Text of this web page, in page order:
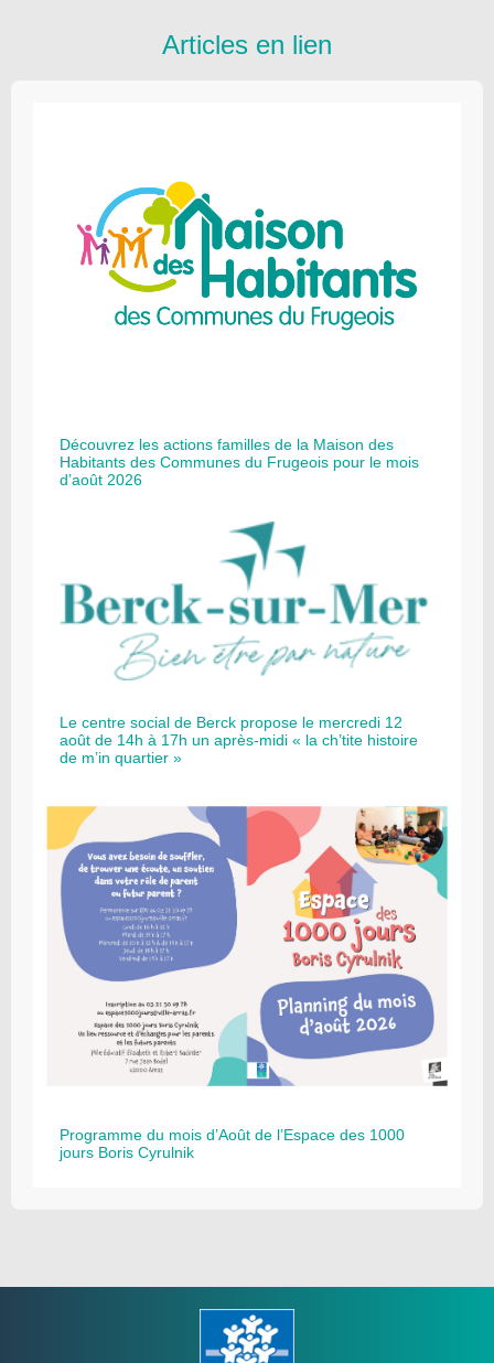
Articles en lien
Découvrez les actions familles de la Maison des
Habitants des Communes du Frugeois pour le mois
d’août 2026
Le centre social de Berck propose le mercredi 12
août de 14h à 17h un après-midi « la ch’tite histoire
de m’in quartier »
Programme du mois d’Août de l’Espace des 1000
jours Boris Cyrulnik